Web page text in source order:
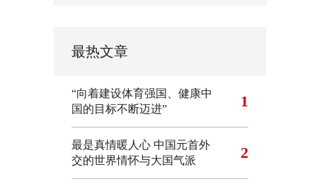
最热文章
“向着建设体育强国、健康中
国的目标不断迈进”
1
最是真情暖人心 中国元首外
交的世界情怀与大国气派
2